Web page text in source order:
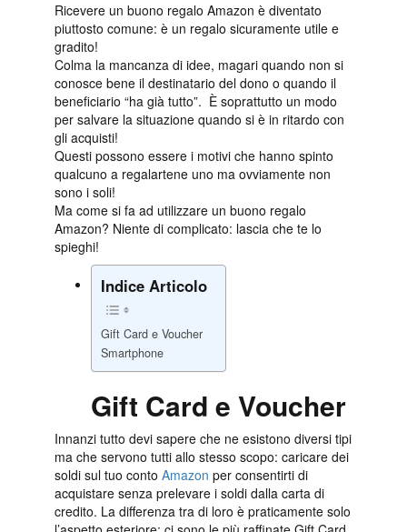
Ricevere un buono regalo Amazon è diventato
piuttosto comune: è un regalo sicuramente utile e
gradito!
Colma la mancanza di idee, magari quando non si
conosce bene il destinatario del dono o quando il
beneficiario “ha già tutto”. È soprattutto un modo
per salvare la situazione quando si è in ritardo con
gli acquisti!
Questi possono essere i motivi che hanno spinto
qualcuno a regalartene uno ma ovviamente non
sono i soli!
Ma come si fa ad utilizzare un buono regalo
Amazon? Niente di complicato: lascia che te lo
spieghi!
Indice Articolo
Gift Card e Voucher
Smartphone
Gift Card e Voucher
Innanzi tutto devi sapere che ne esistono diversi tipi
ma che servono tutti allo stesso scopo: caricare dei
soldi sul tuo conto Amazon per consentirti di
acquistare senza prelevare i soldi dalla carta di
credito. La differenza tra di loro è praticamente solo